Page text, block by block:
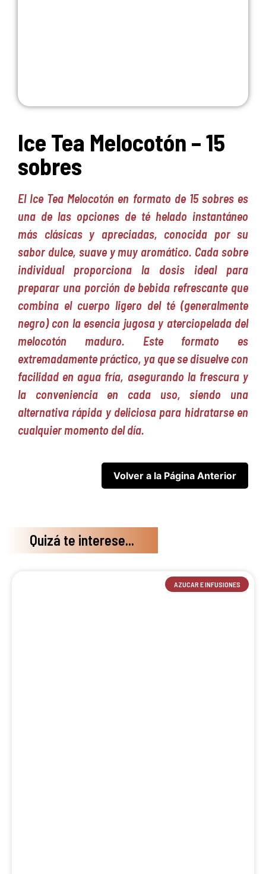
Ice Tea Melocotón – 15
sobres
El Ice Tea Melocotón en formato de 15 sobres es
una de las opciones de té helado instantáneo
más clásicas y apreciadas, conocida por su
sabor dulce, suave y muy aromático. Cada sobre
individual proporciona la dosis ideal para
preparar una porción de bebida refrescante que
combina el cuerpo ligero del té (generalmente
negro) con la esencia jugosa y aterciopelada del
melocotón maduro. Este formato es
extremadamente práctico, ya que se disuelve con
facilidad en agua fría, asegurando la frescura y
la conveniencia en cada uso, siendo una
alternativa rápida y deliciosa para hidratarse en
cualquier momento del día.
Quizá te interese...
AZUCAR E INFUSIONES